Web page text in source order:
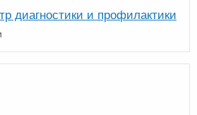
диагностики и профилактики